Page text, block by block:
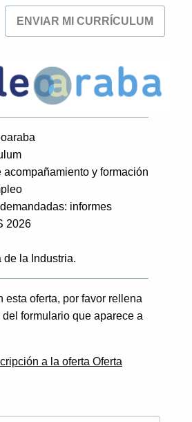
ENVIAR MI CURRÍCULUM
acompañamiento y formación
informes
2026
de la Industria.
esta oferta, por favor rellena
formulario que aparece a
a la oferta Oferta